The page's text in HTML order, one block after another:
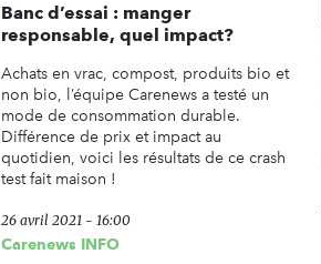
Banc d’essai : manger
responsable, quel impact?
Achats en vrac, compost, produits bio et
non bio, l’équipe Carenews a testé un
mode de consommation durable.
Différence de prix et impact au
quotidien, voici les résultats de ce crash
test fait maison !
26 avril 2021 - 16:00
Carenews INFO